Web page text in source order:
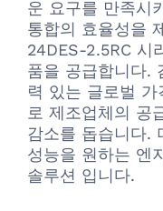
운 요구를 만족시
통합의 효율성을
24DES-2.5RC 시
품을 공급합니다.
력 있는 글로벌
로 제조업체의 공
감소를 돕습니다.
성능을 원하는 엔
솔루션 입니다.